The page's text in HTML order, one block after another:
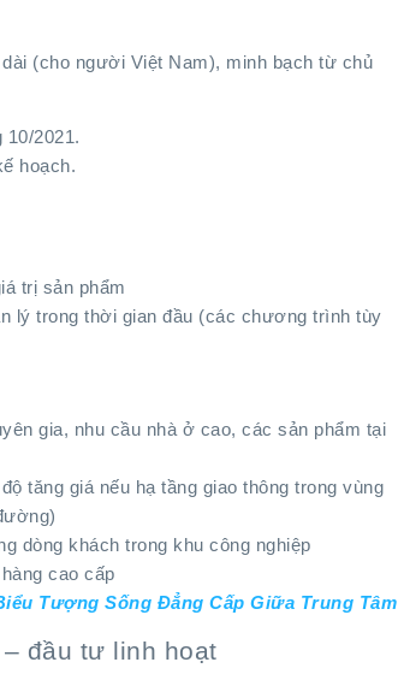
(cho người Việt Nam), minh bạch từ chủ
10/2021.
hoạch.
trị sản phẩm
lý trong thời gian đầu (các chương trình tùy
gia, nhu cầu nhà ở cao, các sản phẩm tại
tăng giá nếu hạ tầng giao thông trong vùng
dòng khách trong khu công nghiệp
cao cấp
Tượng Sống Đẳng Cấp Giữa Trung Tâm
đầu tư linh hoạt